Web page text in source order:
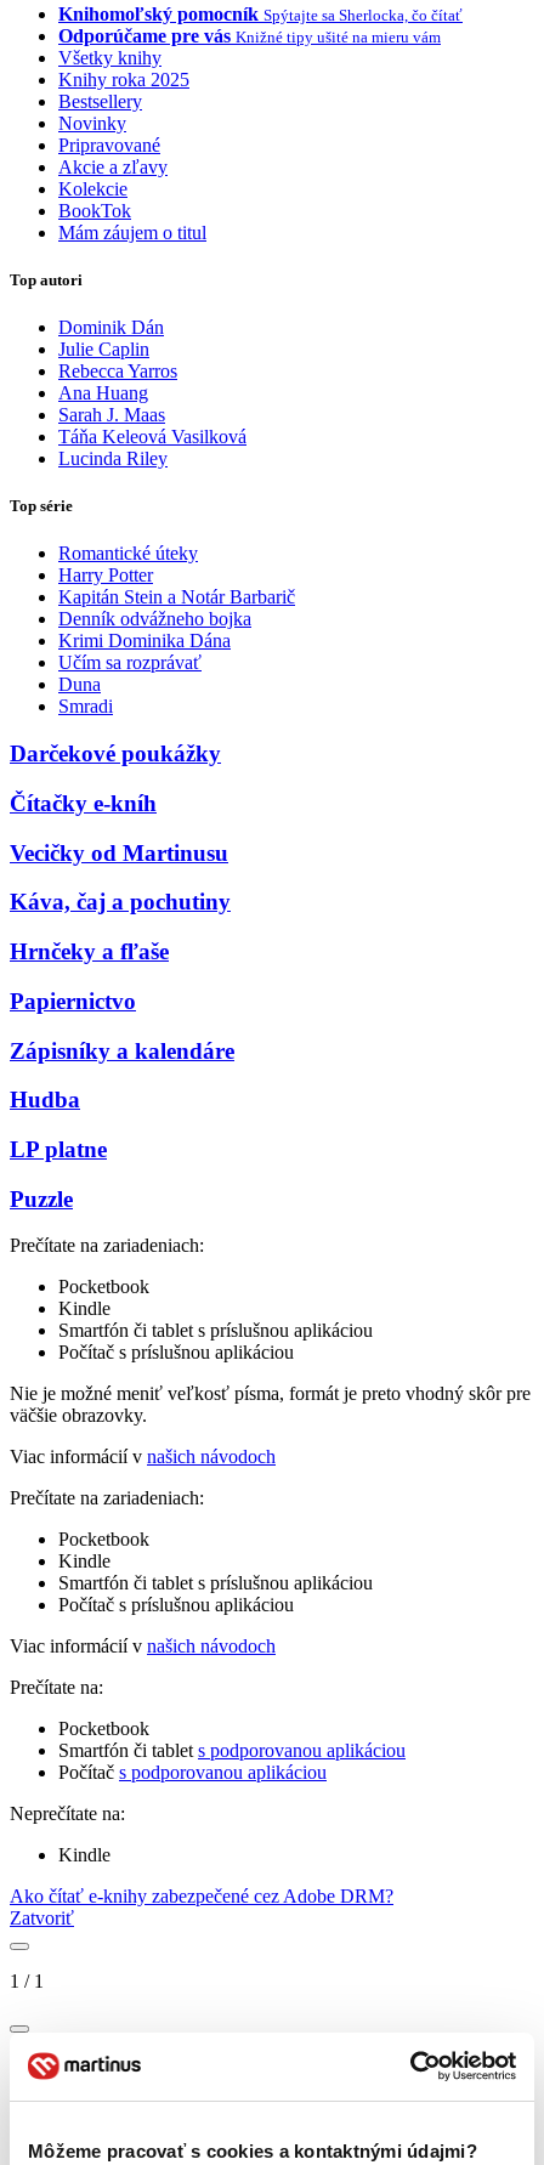
Môžeme pracovať s cookies a kontaktnými údajmi?
Knihomoľský pomocník Spýtajte sa Sherlocka, čo čítať
Odporúčame pre vás Knižné tipy ušité na mieru vám
Všetky knihy
Knihy roka 2025
Bestsellery
Novinky
Pripravované
Akcie a zľavy
Kolekcie
BookTok
Mám záujem o titul
Top autori
Dominik Dán
Julie Caplin
Rebecca Yarros
Ana Huang
Sarah J. Maas
Táňa Keleová Vasilková
Lucinda Riley
Top série
Romantické úteky
Harry Potter
Kapitán Stein a Notár Barbarič
Denník odvážneho bojka
Krimi Dominika Dána
Učím sa rozprávať
Duna
Smradi
Darčekové poukážky
Čítačky e-kníh
Vecičky od Martinusu
Káva, čaj a pochutiny
Hrnčeky a fľaše
Papiernictvo
Zápisníky a kalendáre
Hudba
LP platne
Puzzle
Prečítate na zariadeniach:
Pocketbook
Kindle
Smartfón či tablet s príslušnou aplikáciou
Počítač s príslušnou aplikáciou
Nie je možné meniť veľkosť písma, formát je preto vhodný skôr pre
väčšie obrazovky.
Viac informácií v našich návodoch
Prečítate na zariadeniach:
Pocketbook
Kindle
Smartfón či tablet s príslušnou aplikáciou
Počítač s príslušnou aplikáciou
Viac informácií v našich návodoch
Prečítate na:
Pocketbook
Smartfón či tablet s podporovanou aplikáciou
Počítač s podporovanou aplikáciou
Neprečítate na:
Kindle
Ako čítať e-knihy zabezpečené cez Adobe DRM?
Zatvoriť
1 / 1